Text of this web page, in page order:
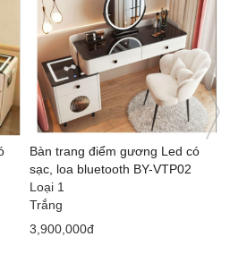
điểm gương Led BY-
Bàn trang
Loại 1